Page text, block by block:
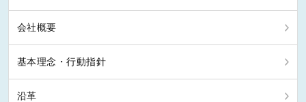
会社概要
基本理念・行動指針
沿革